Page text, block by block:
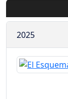
2025